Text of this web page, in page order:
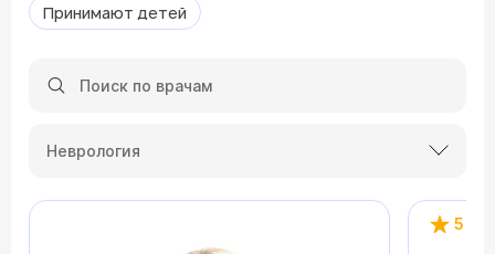
Принимают детей
Неврология
5